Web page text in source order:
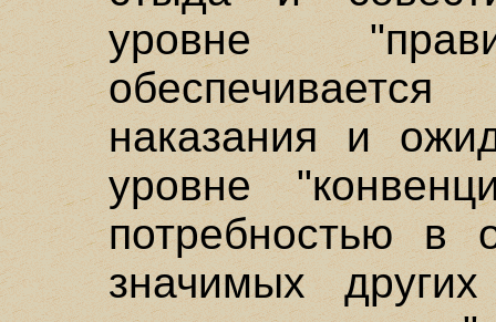
уровне
наказания и
уровне
потребностью в
значимых